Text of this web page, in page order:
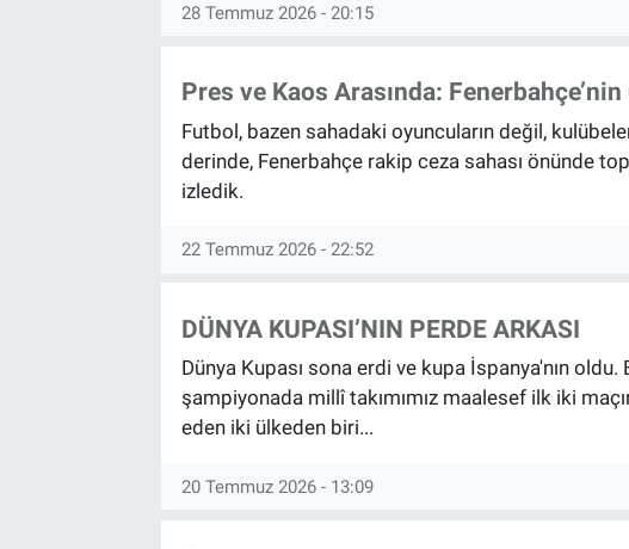
28 Temmuz 2026 - 20:15
Pres ve Kaos Arasında: Fenerbahçe’nin
Futbol, bazen sahadaki oyuncuların değil,
derinde, Fenerbahçe rakip ceza sahası önünde
izledik.
22 Temmuz 2026 - 22:52
DÜNYA KUPASI’NIN PERDE ARKASI
Dünya Kupası sona erdi ve kupa İspanya'nın
şampiyonada millî takımımız maalesef ilk iki
eden iki ülkeden biri...
20 Temmuz 2026 - 13:09